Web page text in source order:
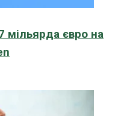
мільярда євро на